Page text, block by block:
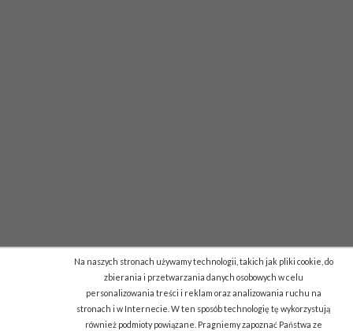
Na naszych stronach używamy technologii, takich jak pliki cookie, do
zbierania i przetwarzania danych osobowych w celu
personalizowania treści i reklam oraz analizowania ruchu na
stronach i w Internecie. W ten sposób technologię tę wykorzystują
również podmioty powiązane. Pragniemy zapoznać Państwa ze